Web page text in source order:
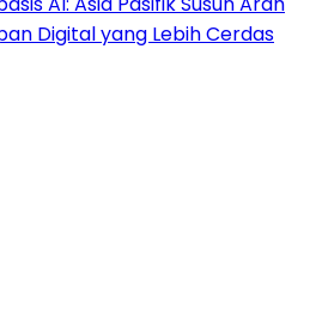
Digital yang Lebih Cerdas